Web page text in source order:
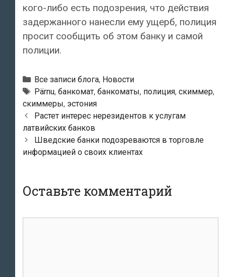
кого-либо есть подозрения, что действия
задержанного нанесли ему ущерб, полиция
просит сообщить об этом банку и самой
полиции.
Рубрики
Все записи блога, Новости
Тэги
Pärnu, банкомат, банкоматы, полиция, скиммер,
скиммеры, эстония
Навигация
по
записям
Растет интерес нерезидентов к услугам
латвийских банков
Шведские банки подозреваются в торговле
информацией о своих клиентах
Оставьте комментарий